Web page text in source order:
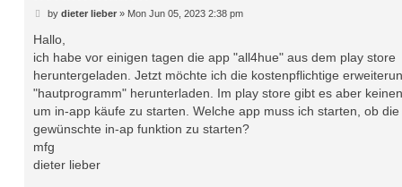
P
s
t
by dieter lieber» Mon Jun 05, 2023 2:38 pm
Hallo,
ich habe vor einigen tagen die app "all4hue" aus dem play store
heruntergeladen. Jetzt möchte ich die kostenpflichtige
"hautprogramm" herunterladen. Im play store gibt es aber
um in-app käufe zu starten. Welche app muss ich starten, ob die
gewünschte in-ap funktion zu starten?
mfg
dieter lieber